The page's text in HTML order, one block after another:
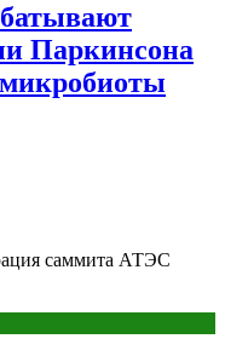
Паркинсона
микробиоты
саммита АТЭС